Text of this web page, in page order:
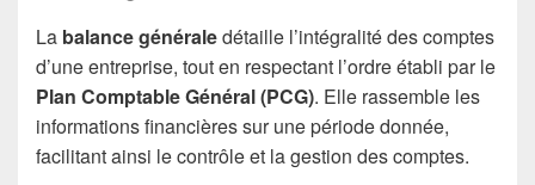
La balance généraledétaille l’intégralité des comptes
d’une entreprise, tout en respectant l’ordre établi par le
Plan Comptable Général (PCG). Elle rassemble les
informations financières sur une période donnée,
facilitant ainsi le contrôle et la gestion des comptes.